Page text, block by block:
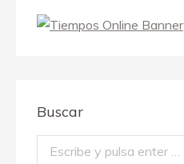
Buscar
Buscar: